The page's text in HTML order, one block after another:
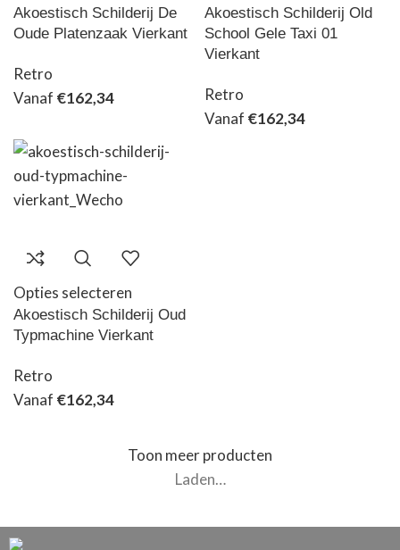
Akoestisch Schilderij De
Oude Platenzaak Vierkant
Retro
Vanaf €162,34
Akoestisch Schilderij Old
School Gele Taxi 01
Vierkant
Retro
Vanaf €162,34
Opties selecteren
Akoestisch Schilderij Oud
Typmachine Vierkant
Retro
Vanaf €162,34
Toon meer producten
Laden…